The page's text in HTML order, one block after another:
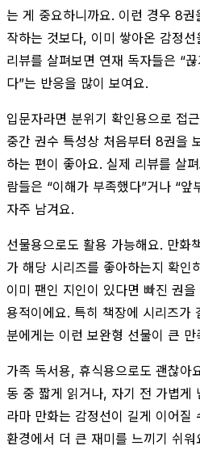
는 게 중요하니까요. 이런 경우 8
작하는 것보다, 이미 쌓아온 감정
리뷰를 살펴보면 연재 독자들은 “
다”는 반응을 많이 보여요.
입문자라면 분위기 확인용으로 접
중간 권수 특성상 처음부터 8권을
하는 편이 좋아요. 실제 리뷰를 살
람들은 “이해가 부족했다”거나 “앞
자주 남겨요.
선물용으로도 활용 가능해요. 만화
가 해당 시리즈를 좋아하는지 확인
이미 팬인 지인이 있다면 빠진 권
용적이에요. 특히 책장에 시리즈가
분에게는 이런 보완형 선물이 큰 만
가족 독서용, 휴식용으로도 괜찮아
동 중 짧게 읽거나, 자기 전 가볍게
라마 만화는 감정선이 길게 이어질
환경에서 더 큰 재미를 느끼기 쉬